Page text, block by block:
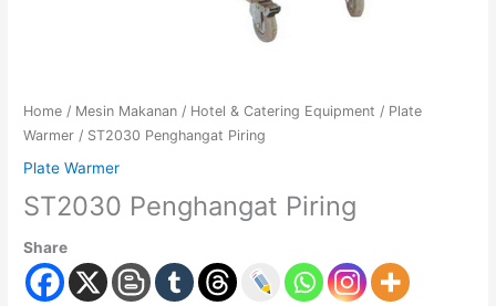
Home / Mesin Makanan / Hotel & Catering Equipment / Plate
Warmer / ST2030 Penghangat Piring
Plate Warmer
ST2030 Penghangat Piring
Share